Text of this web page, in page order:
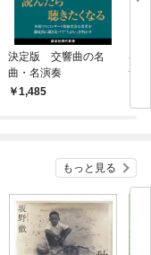
決定版 交響曲の名
曲・名演奏
1,485
は
音楽
もっと見る